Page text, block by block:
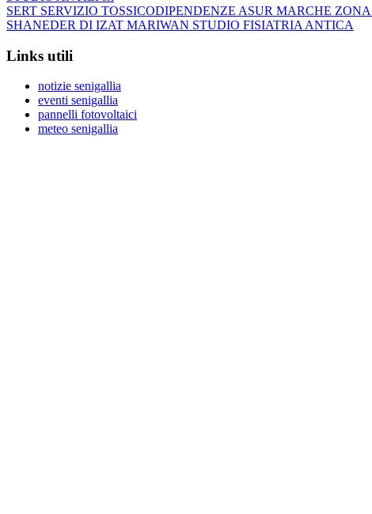
SERT SERVIZIO TOSSICODIPENDENZE ASUR MARCHE
SHANEDER DI IZAT MARIWAN STUDIO FISIATRIA ANTICA
Links utili
notizie senigallia
eventi senigallia
pannelli fotovoltaici
meteo senigallia